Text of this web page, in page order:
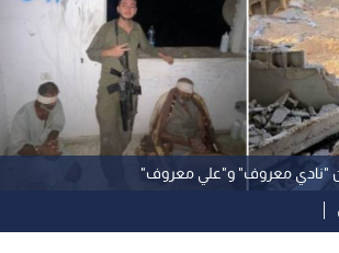
"نادي معروف" و"علي معروف"